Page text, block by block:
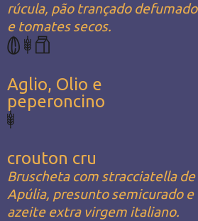
rúcula, pão trançado defumado
e tomates secos.
Aglio, Olio e
peperoncino
crouton cru
Bruscheta com stracciatella de
Apúlia, presunto semicurado e
azeite extra virgem italiano.